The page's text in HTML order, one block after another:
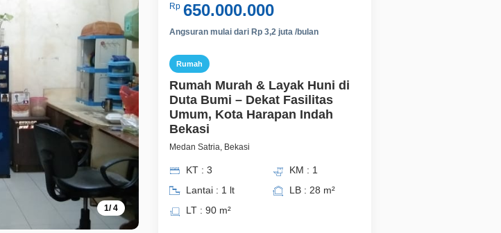
1/4
Rp 650.000.000
Angsuran mulai dari Rp 3,2 juta /bulan
Rumah
Rumah Murah & Layak Huni di
Duta Bumi – Dekat Fasilitas
Umum, Kota Harapan Indah
Bekasi
Medan Satria, Bekasi
KT : 3
KM : 1
Lantai : 1 lt
LB : 28 m²
LT : 90 m²